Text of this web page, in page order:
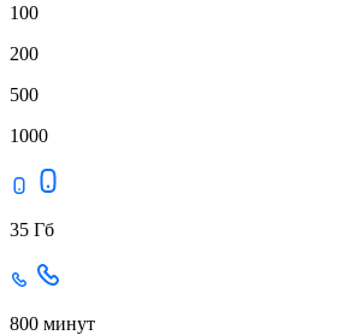
100
200
500
1000
35 Гб
800 минут